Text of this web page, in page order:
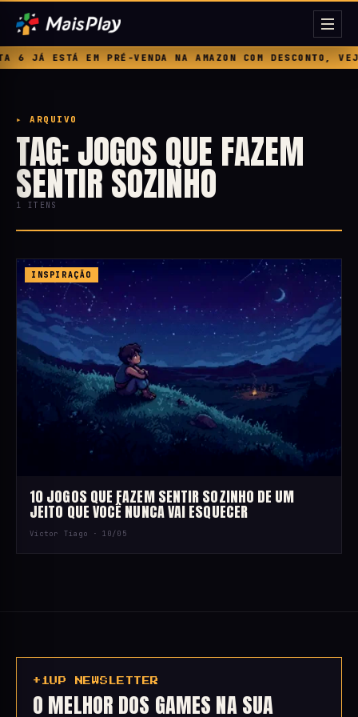
JÁ ESTÁ EM PRÉ-VENDA NA AMAZON COM DESCONTO,
▸ ARQUIVO
TAG: JOGOS QUE FAZEM
SENTIR SOZINHO
1 ITENS
INSPIRAÇÃO
10 JOGOS QUE FAZEM SENTIR SOZINHO DE UM
JEITO QUE VOCÊ NUNCA VAI ESQUECER
Victor Tiago ·10/05
+1UP NEWSLETTER
O MELHOR DOS GAMES NA SUA